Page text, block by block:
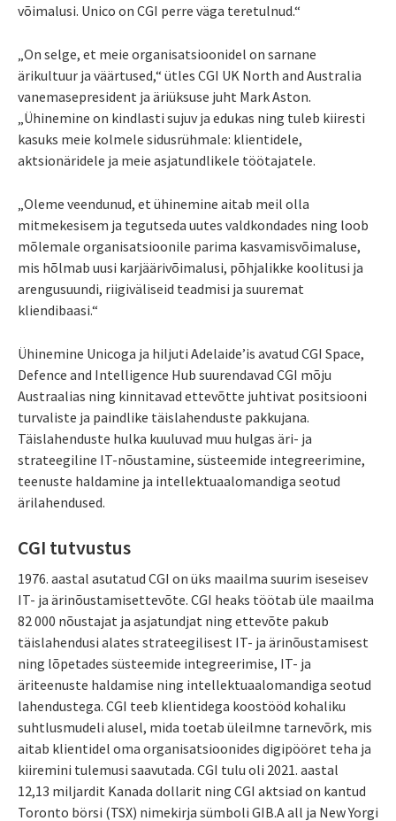
võimalusi. Unico on CGI perre väga teretulnud.“
„On selge, et meie organisatsioonidel on sarnane
ärikultuur ja väärtused,“ ütles CGI UK North and Australia
vanemasepresident ja äriüksuse juht Mark Aston.
„Ühinemine on kindlasti sujuv ja edukas ning tuleb kiiresti
kasuks meie kolmele sidusrühmale: klientidele,
aktsionäridele ja meie asjatundlikele töötajatele.
„Oleme veendunud, et ühinemine aitab meil olla
mitmekesisem ja tegutseda uutes valdkondades ning loob
mõlemale organisatsioonile parima kasvamisvõimaluse,
mis hõlmab uusi karjäärivõimalusi, põhjalikke koolitusi ja
arengusuundi, riigiväliseid teadmisi ja suuremat
kliendibaasi.“
Ühinemine Unicoga ja hiljuti Adelaide’is avatud CGI Space,
Defence and Intelligence Hub suurendavad CGI mõju
Austraalias ning kinnitavad ettevõtte juhtivat positsiooni
turvaliste ja paindlike täislahenduste pakkujana.
Täislahenduste hulka kuuluvad muu hulgas äri- ja
strateegiline IT-nõustamine, süsteemide integreerimine,
teenuste haldamine ja intellektuaalomandiga seotud
ärilahendused.
CGI tutvustus
1976. aastal asutatud CGI on üks maailma suurim iseseisev
IT- ja ärinõustamisettevõte. CGI heaks töötab üle maailma
82 000 nõustajat ja asjatundjat ning ettevõte pakub
täislahendusi alates strateegilisest IT- ja ärinõustamisest
ning lõpetades süsteemide integreerimise, IT- ja
äriteenuste haldamise ning intellektuaalomandiga seotud
lahendustega. CGI teeb klientidega koostööd kohaliku
suhtlusmudeli alusel, mida toetab üleilmne tarnevõrk, mis
aitab klientidel oma organisatsioonides digipööret teha ja
kiiremini tulemusi saavutada. CGI tulu oli 2021. aastal
12,13 miljardit Kanada dollarit ning CGI aktsiad on kantud
Toronto börsi (TSX) nimekirja sümboli GIB.A all ja New Yorgi